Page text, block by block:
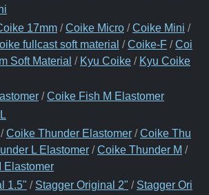
17mm /Coike Micro /Coike Mini /
fullcast soft material /Coike-F /Coi
Soft Material / Kyu Coike / Kyu Coike
/Coike Fish M Elastomer
/Coike Thunder Elastomer /Coike Thu
L Elastomer /Coike Thunder M /
Elastomer
1.5" / Stagger Original 2" / Stagger Ori